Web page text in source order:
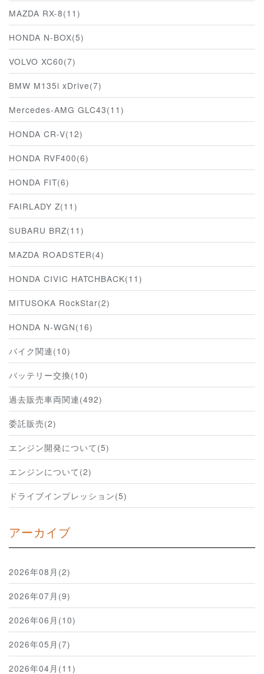
MAZDA RX-8(11)
HONDA N-BOX(5)
VOLVO XC60(7)
BMW M135i xDrive(7)
Mercedes-AMG GLC43(11)
HONDA CR-V(12)
HONDA RVF400(6)
HONDA FIT(6)
FAIRLADY Z(11)
SUBARU BRZ(11)
MAZDA ROADSTER(4)
HONDA CIVIC HATCHBACK(11)
MITUSOKA RockStar(2)
HONDA N-WGN(16)
バイク関連(10)
バッテリー交換(10)
過去販売車両関連(492)
委託販売(2)
エンジン開発について(5)
エンジンについて(2)
ドライブインプレッション(5)
アーカイブ
2026年08月(2)
2026年07月(9)
2026年06月(10)
2026年05月(7)
2026年04月(11)